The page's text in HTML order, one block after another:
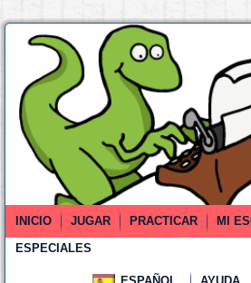
INICIO JUGAR PRACTICAR MI
ESPECIALES